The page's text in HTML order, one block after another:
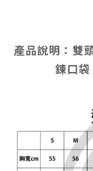
產品說明：雙
鍊口